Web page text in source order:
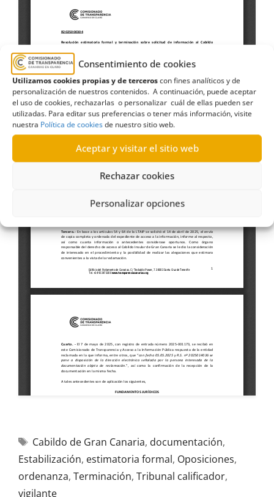
Consentimiento de cookies
Utilizamos cookies propias y de terceroscon fines analíticos y de
personalización de nuestros contenidos. A continuación, puede aceptar
el uso de cookies, rechazarlas o personalizar cuál de ellas pueden ser
utilizadas. Para editar sus preferencias o tener más información, visite
nuestra Política de cookiesde nuestro sitio web.
Aceptar y visitar el sitio web
Rechazar cookies
Personalizar opciones
Cabildo de Gran Canaria, documentación,
Estabilización, estimatoria formal, Oposiciones,
ordenanza, Terminación, Tribunal calificador,
vigilante